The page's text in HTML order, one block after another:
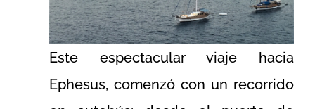
Este espectacular viaje hacia
Ephesus, comenzó con un recorrido